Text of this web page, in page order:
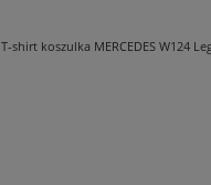
T-shirt koszulka MERCEDES W124